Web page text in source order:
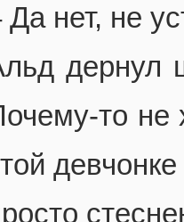
Да нет, не
дернул
то не